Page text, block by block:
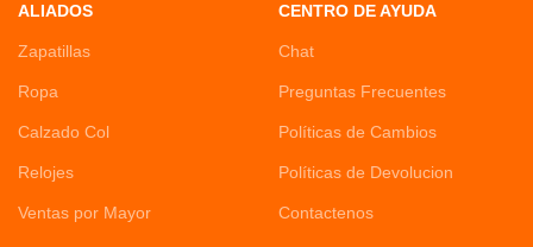
ALIADOS
Zapatillas
Ropa
Calzado Col
Relojes
Ventas por Mayor
CENTRO DE AYUDA
Chat
Preguntas Frecuentes
Políticas de Cambios
Políticas de Devolucion
Contactenos